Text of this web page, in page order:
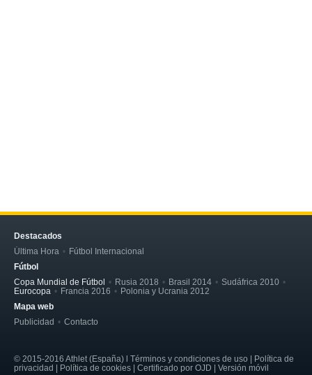
Destacados
Última Hora
Fútbol Internacional
Fútbol
Copa Mundial de Fútbol
Rusia 2018 Brasil 2014
Sudáfrica 2010
Eurocopa
Francia 2016
Polonia y Ucrania 2012
Mapa web
Publicidad
Contacto
© 2015-2016 Athlet (España) l Términos y condiciones de uso | Política de
privacidad | Política de cookies | Certificado por OJD | Versión móvil